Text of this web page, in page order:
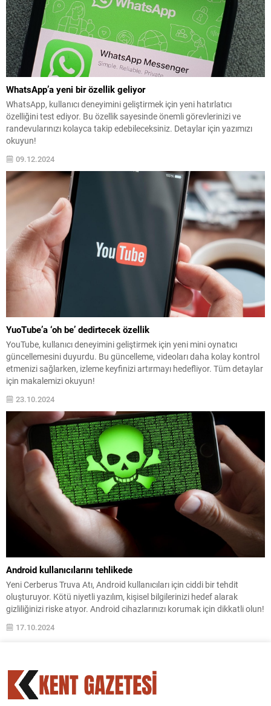
WhatsApp’a yeni bir özellik geliyor
WhatsApp, kullanıcı deneyimini geliştirmek için yeni hatırlatıcı
özelliğini test ediyor. Bu özellik sayesinde önemli görevlerinizi ve
randevularınızı kolayca takip edebileceksiniz. Detaylar için yazımızı
okuyun!
09.12.2024
YuoTube’a ‘oh be’ dedirtecek özellik
YouTube, kullanıcı deneyimini geliştirmek için yeni mini oynatıcı
güncellemesini duyurdu. Bu güncelleme, videoları daha kolay kontrol
etmenizi sağlarken, izleme keyfinizi artırmayı hedefliyor. Tüm detaylar
için makalemizi okuyun!
23.10.2024
Android kullanıcılarını tehlikede
Yeni Cerberus Truva Atı, Android kullanıcıları için ciddi bir tehdit
oluşturuyor. Kötü niyetli yazılım, kişisel bilgilerinizi hedef alarak
gizliliğinizi riske atıyor. Android cihazlarınızı korumak için dikkatli olun!
17.10.2024